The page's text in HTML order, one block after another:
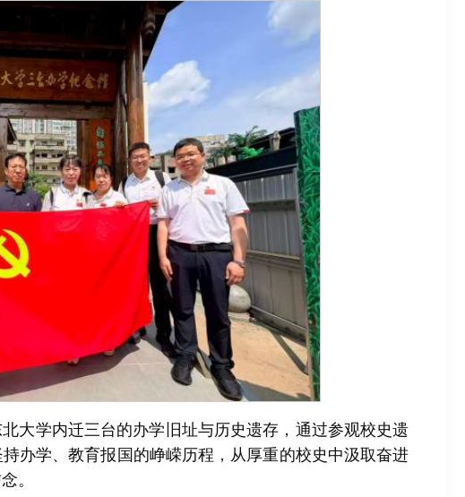
大学内迁三台的办学旧址与历史遗存，通过参观校史遗
办学、教育报国的峥嵘历程，从厚重的校史中汲取奋进
。